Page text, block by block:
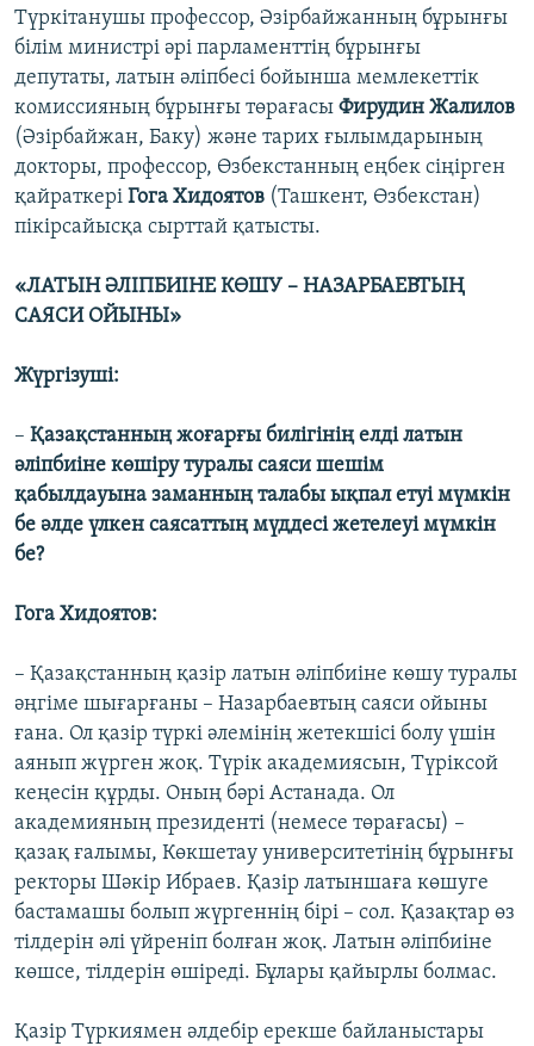
Түркітанушы профессор, Әзірбайжанның бұрынғы
білім министрі әрі парламенттің бұрынғы
депутаты, латын әліпбесі бойынша мемлекеттік
комиссияның бұрынғы төрағасы Фирудин Жалилов
(Әзірбайжан, Баку) және тарих ғылымдарының
докторы, профессор, Өзбекстанның еңбек сіңірген
қайраткері Гога Хидоятов (Ташкент, Өзбекстан)
пікірсайысқа сырттай қатысты.
«ЛАТЫН ӘЛІПБИІНЕ КӨШУ – НАЗАРБАЕВТЫҢ
САЯСИ ОЙЫНЫ»
Жүргізуші:
– Қазақстанның жоғарғы билігінің елді латын
әліпбиіне көшіру туралы саяси шешім
қабылдауына заманның талабы ықпал етуі мүмкін
бе әлде үлкен саясаттың мүддесі жетелеуі мүмкін
бе?
Гога Хидоятов:
– Қазақстанның қазір латын әліпбиіне көшу туралы
әңгіме шығарғаны – Назарбаевтың саяси ойыны
ғана. Ол қазір түркі әлемінің жетекшісі болу үшін
аянып жүрген жоқ. Түрік академиясын, Түріксой
кеңесін құрды. Оның бәрі Астанада. Ол
академияның президенті (немесе төрағасы) –
қазақ ғалымы, Көкшетау университетінің бұрынғы
ректоры Шәкір Ибраев. Қазір латыншаға көшуге
бастамашы болып жүргеннің бірі – сол. Қазақтар өз
тілдерін әлі үйреніп болған жоқ. Латын әліпбиіне
көшсе, тілдерін өшіреді. Бұлары қайырлы болмас.
Қазір Түркиямен әлдебір ерекше байланыстары